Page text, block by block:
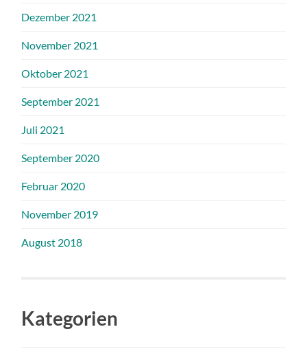
Dezember 2021
November 2021
Oktober 2021
September 2021
Juli 2021
September 2020
Februar 2020
November 2019
August 2018
Kategorien